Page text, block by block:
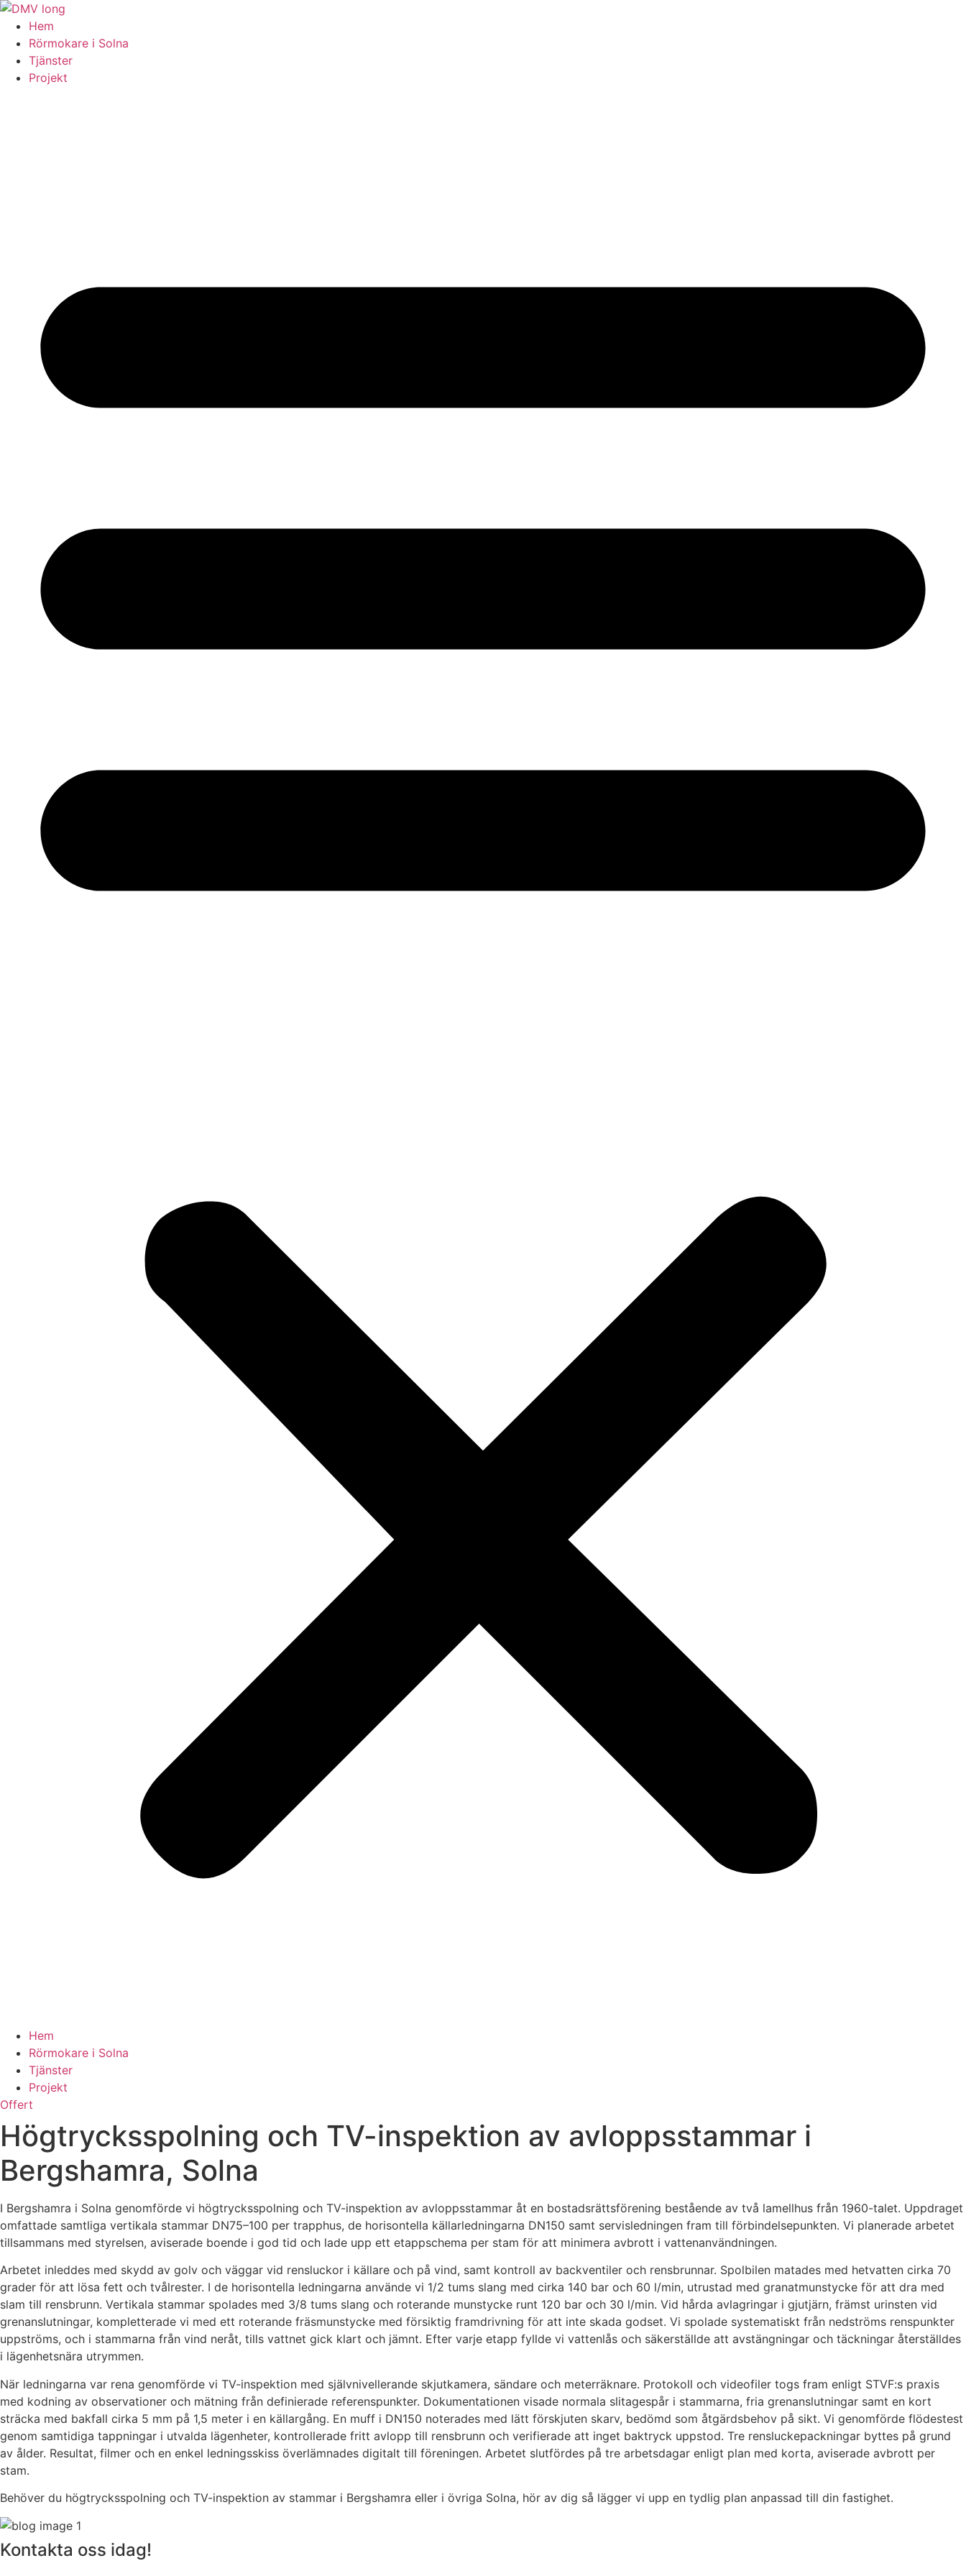
Skip
content
Hem
Rörmokare i Solna
Tjänster
Projekt
Hem
Rörmokare i Solna
Tjänster
Projekt
Offert
Högtrycksspolning och TV-inspektion av avloppsstammar i
Bergshamra, Solna
I Bergshamra i Solna genomförde vi högtrycksspolning och TV-inspektion av avloppsstammar åt en bostadsrättsförening bestående av två lamellhus från 1960-talet. Uppdraget
omfattade samtliga vertikala stammar DN75–100 per trapphus, de horisontella källarledningarna DN150 samt servisledningen fram till förbindelsepunkten. Vi planerade arbetet
tillsammans med styrelsen, aviserade boende i god tid och lade upp ett etappschema per stam för att minimera avbrott i vattenanvändningen.
Arbetet inleddes med skydd av golv och väggar vid rensluckor i källare och på vind, samt kontroll av backventiler och rensbrunnar. Spolbilen matades med hetvatten cirka 70
grader för att lösa fett och tvålrester. I de horisontella ledningarna använde vi 1/2 tums slang med cirka 140 bar och 60 l/min, utrustad med granatmunstycke för att dra med
slam till rensbrunn. Vertikala stammar spolades med 3/8 tums slang och roterande munstycke runt 120 bar och 30 l/min. Vid hårda avlagringar i gjutjärn, främst urinsten vid
grenanslutningar, kompletterade vi med ett roterande fräsmunstycke med försiktig framdrivning för att inte skada godset. Vi spolade systematiskt från nedströms renspunkter
uppströms, och i stammarna från vind neråt, tills vattnet gick klart och jämnt. Efter varje etapp fyllde vi vattenlås och säkerställde att avstängningar och täckningar återställdes
i lägenhetsnära utrymmen.
När ledningarna var rena genomförde vi TV-inspektion med självnivellerande skjutkamera, sändare och meterräknare. Protokoll och videofiler togs fram enligt STVF:s praxis
med kodning av observationer och mätning från definierade referenspunkter. Dokumentationen visade normala slitagespår i stammarna, fria grenanslutningar samt en kort
sträcka med bakfall cirka 5 mm på 1,5 meter i en källargång. En muff i DN150 noterades med lätt förskjuten skarv, bedömd som åtgärdsbehov på sikt. Vi genomförde flödestest
genom samtidiga tappningar i utvalda lägenheter, kontrollerade fritt avlopp till rensbrunn och verifierade att inget baktryck uppstod. Tre rensluckepackningar byttes på grund
av ålder. Resultat, filmer och en enkel ledningsskiss överlämnades digitalt till föreningen. Arbetet slutfördes på tre arbetsdagar enligt plan med korta, aviserade avbrott per
stam.
Behöver du högtrycksspolning och TV-inspektion av stammar i Bergshamra eller i övriga Solna, hör av dig så lägger vi upp en tydlig plan anpassad till din fastighet.
Kontakta oss idag!